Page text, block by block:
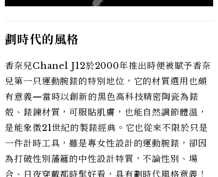
劃時代的風格
香奈兒Chanel J12於2000年推出時便被賦予香奈
兒第一只運動腕錶的特別地位，它的材質選用也頗
有意義—當時以創新的黑色高科技精密陶瓷為錶
殼、錶鍊材質，可服貼肌膚，也能自然調節體溫，
是能象徵21世紀的製錶經典。它也從來不限於只是
一件計時工具，雖是專女性設計的運動腕錶，卻因
為打破性別藩籬的中性設計特質，不論性別、場
合、日夜穿戴都時髦好看，具有劃時代風格意義！